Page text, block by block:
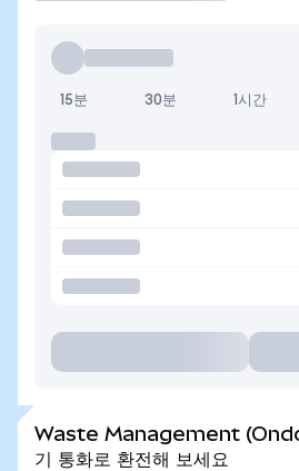
15분 30분 1시간
Waste Management
기 통화로 환전해 보세요